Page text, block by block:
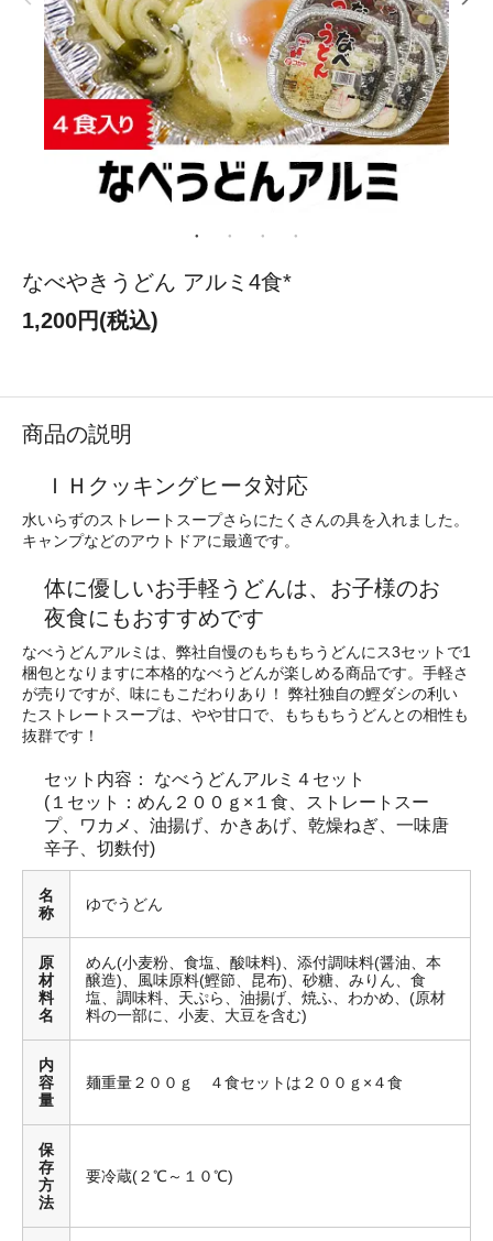
なべやきうどん アルミ4食*
1,200円(税込)
商品の説明
ＩＨクッキングヒータ対応
水いらずのストレートスープさらにたくさんの具を入れました。
キャンプなどのアウトドアに最適です。
体に優しいお手軽うどんは、お子様のお
夜食にもおすすめです
なべうどんアルミは、弊社自慢のもちもちうどんにス3セットで1
梱包となりますに本格的なべうどんが楽しめる商品です。手軽さ
が売りですが、味にもこだわりあり！ 弊社独自の鰹ダシの利い
たストレートスープは、やや甘口で、もちもちうどんとの相性も
抜群です！
セット内容： なべうどんアルミ４セット
(１セット：めん２００ｇ×１食、ストレートスー
プ、ワカメ、油揚げ、かきあげ、乾燥ねぎ、一味唐
辛子、切麩付)
名
称
ゆでうどん
原
材
料
名
めん(小麦粉、食塩、酸味料)、添付調味料(醤油、本
醸造)、風味原料(鰹節、昆布)、砂糖、みりん、食
塩、調味料、天ぷら、油揚げ、焼ふ、わかめ、(原材
料の一部に、小麦、大豆を含む)
内
容
量
麺重量２００ｇ ４食セットは２００ｇ×４食
保
存
方
法
要冷蔵(２℃～１０℃)